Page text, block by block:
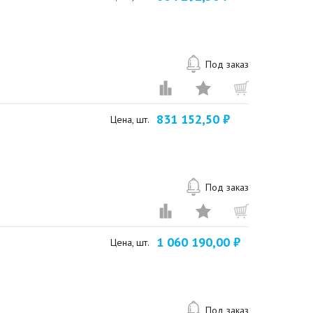
Под заказ
Цена, шт. 831 152,50 ₽
Под заказ
Цена, шт. 1 060 190,00 ₽
Под заказ